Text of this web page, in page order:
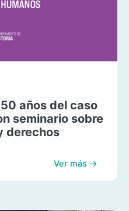
años del caso
seminario sobre
derechos
Ver más →